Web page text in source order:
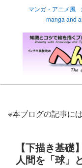
マンガ・アニメ風
manga and
※本ブログの記事に
【下描き基礎
人間を「球」